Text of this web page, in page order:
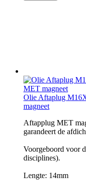
Olie Aftaplug
magneet
Aftapplug MET
garandeert de
Voorgeboord voor
disciplines).
Lengte: 14mm